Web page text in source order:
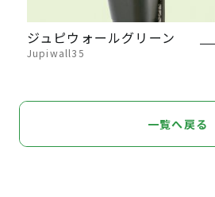
ジュピウォールグリーン
Jupiwall35
一覧へ戻る